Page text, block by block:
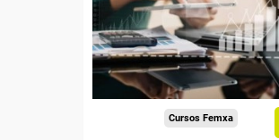
trabajadores y autónomos.
Sector
-Grandes Almacenes.
Cursos Femxa